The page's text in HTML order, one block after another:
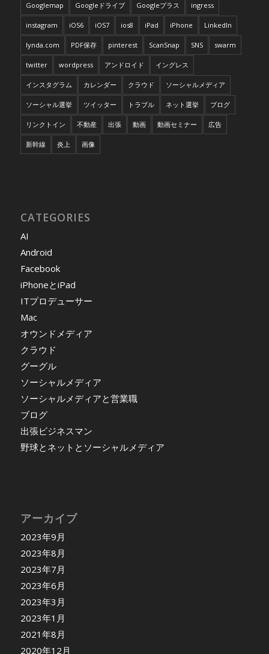
Googlemap Googleドライブ Googleプラス ingress
instagram iOS6 iOS7 ios8 iPad iPhone LinkedIn
lynda.com PDF保存 pinterest ScanSnap SNS swarm
twitter wordpress アンドロイド イングレス
インスタグラム カレンダー クラウド ソーシャルメディア
ソーシャル選挙 ツイッター トラブル ネット選挙 ブログ
リンクトイン 不動産 出張 動画 動画セミナー 広告
新幹線 炎上 画像
CATEGORIES
AI
Android
Facebook
iPhoneとiPad
ITプロデューサー
Mac
オウンドメディア
クラウド
グーグル
ソーシャルメディア
ソーシャルメディアと営業職
ブログ
出張ビジネスマン
野球とネットとソーシャルメディア
アーカイブ
2023年9月
2023年8月
2023年7月
2023年6月
2023年3月
2023年1月
2021年8月
2020年12月